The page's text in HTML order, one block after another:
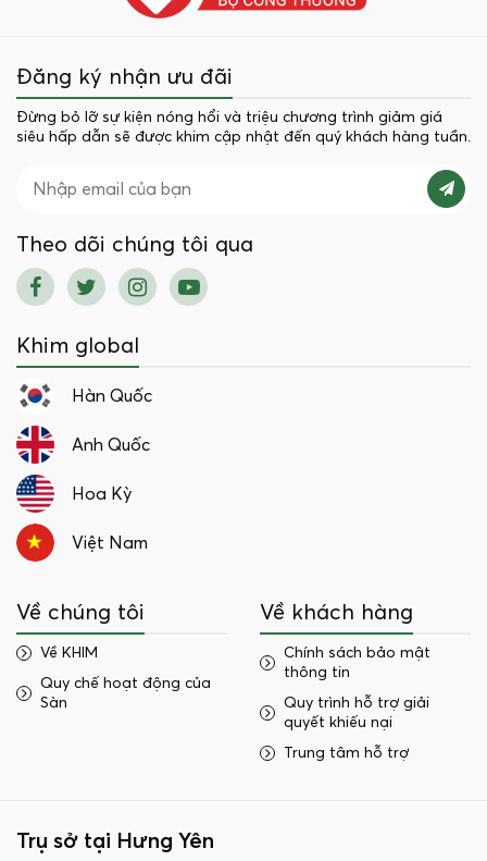
Đăng ký nhận ưu đãi
Đừng bỏ lỡ sự kiện nóng hổi và triệu chương trình giảm giá
siêu hấp dẫn sẽ được khim cập nhật đến quý khách hàng tuần.
Theo dõi chúng tôi qua
Khim global
Hàn Quốc
Anh Quốc
Hoa Kỳ
Việt Nam
Về chúng tôi
Về KHIM
Quy chế hoạt động của
Sàn
Về khách hàng
Chính sách bảo mật
thông tin
Quy trình hỗ trợ giải
quyết khiếu nại
Trung tâm hỗ trợ
Trụ sở tại Hưng Yên